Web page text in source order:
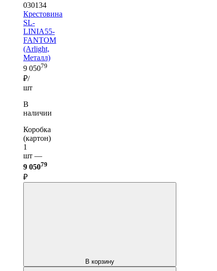
030134
Крестовина
SL-
LINIA55-
FANTOM
(Arlight,
Металл)
9 05079
₽/
шт
В
наличии
Коробка
(картон)
1
шт —
9 05079
₽
В корзину